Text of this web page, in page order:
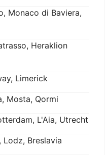
Monaco di Baviera,
Heraklion
Limerick
Mosta, Qormi
L'Aia, Utrecht
Lodz, Breslavia